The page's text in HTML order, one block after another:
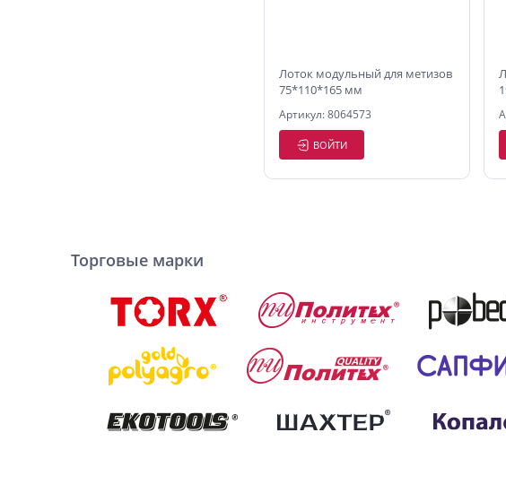
Лоток модульный для метизов
75*110*165 мм
Артикул: 8064573
ВОЙТИ
Торговые марки